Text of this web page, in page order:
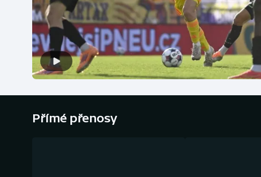
Box
Dostihy
Florbal
Přímé přenosy